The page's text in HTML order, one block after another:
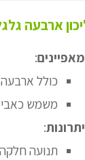
מאפיינים:
כולל
משמש
יתרונות:
תנועה